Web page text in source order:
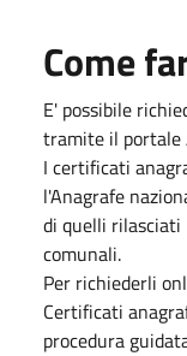
Come
E' possibile
tramite il portale
I certificati
l'Anagrafe
di quelli rilasciati
comunali.
Per richiederli
Certificati
procedura